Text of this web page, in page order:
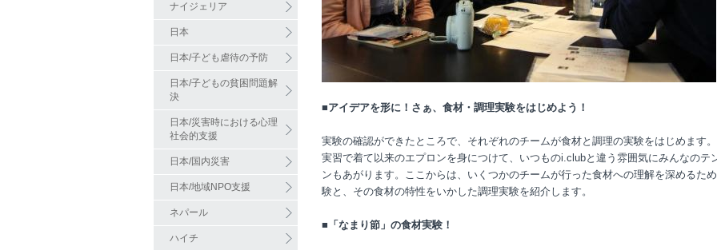
ナイジェリア
日本
日本/子ども虐待の予防
日本/子どもの貧困問題解
決
日本/災害時における心理
社会的支援
日本/国内災害
日本/地域NPO支援
ネパール
ハイチ
■アイデアを形に！さぁ、食材・調理実験をはじめよう！
実験の確認ができたところで、それぞれのチームが食材と調理の実験をはじめます
実習で着て以来のエプロンを身につけて、いつものi.clubと違う雰囲気にみんなのテ
ンもあがります。ここからは、いくつかのチームが行った食材への理解を深めるた
験と、その食材の特性をいかした調理実験を紹介します。
■「なまり節」の食材実験！